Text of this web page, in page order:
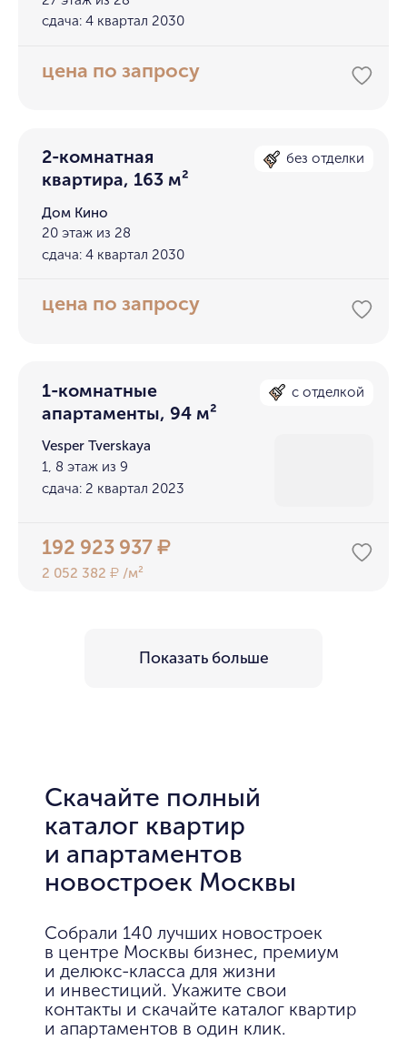
сдача: 4 квартал 2030
цена по запросу
2-комнатная
квартира, 163 м²
без отделки
Дом Кино
20 этаж из 28
сдача: 4 квартал 2030
цена по запросу
1-комнатные
апартаменты, 94 м²
с отделкой
Vesper Tverskaya
1, 8 этаж из 9
сдача: 2 квартал 2023
192 923 937₽
2 052 382₽ /м²
Показать больше
Скачайте полный
каталог квартир
и апартаментов
новостроек Москвы
Собрали 140 лучших новостроек
в центре Москвы бизнес, премиум
и делюкс-класса для жизни
и инвестиций. Укажите свои
контакты и скачайте каталог квартир
и апартаментов в один клик.